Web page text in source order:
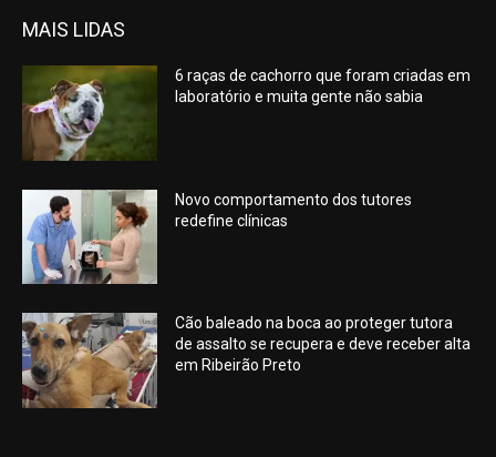
MAIS LIDAS
6 raças de cachorro que foram criadas em
laboratório e muita gente não sabia
Novo comportamento dos tutores
redefine clínicas
Cão baleado na boca ao proteger tutora
de assalto se recupera e deve receber alta
em Ribeirão Preto